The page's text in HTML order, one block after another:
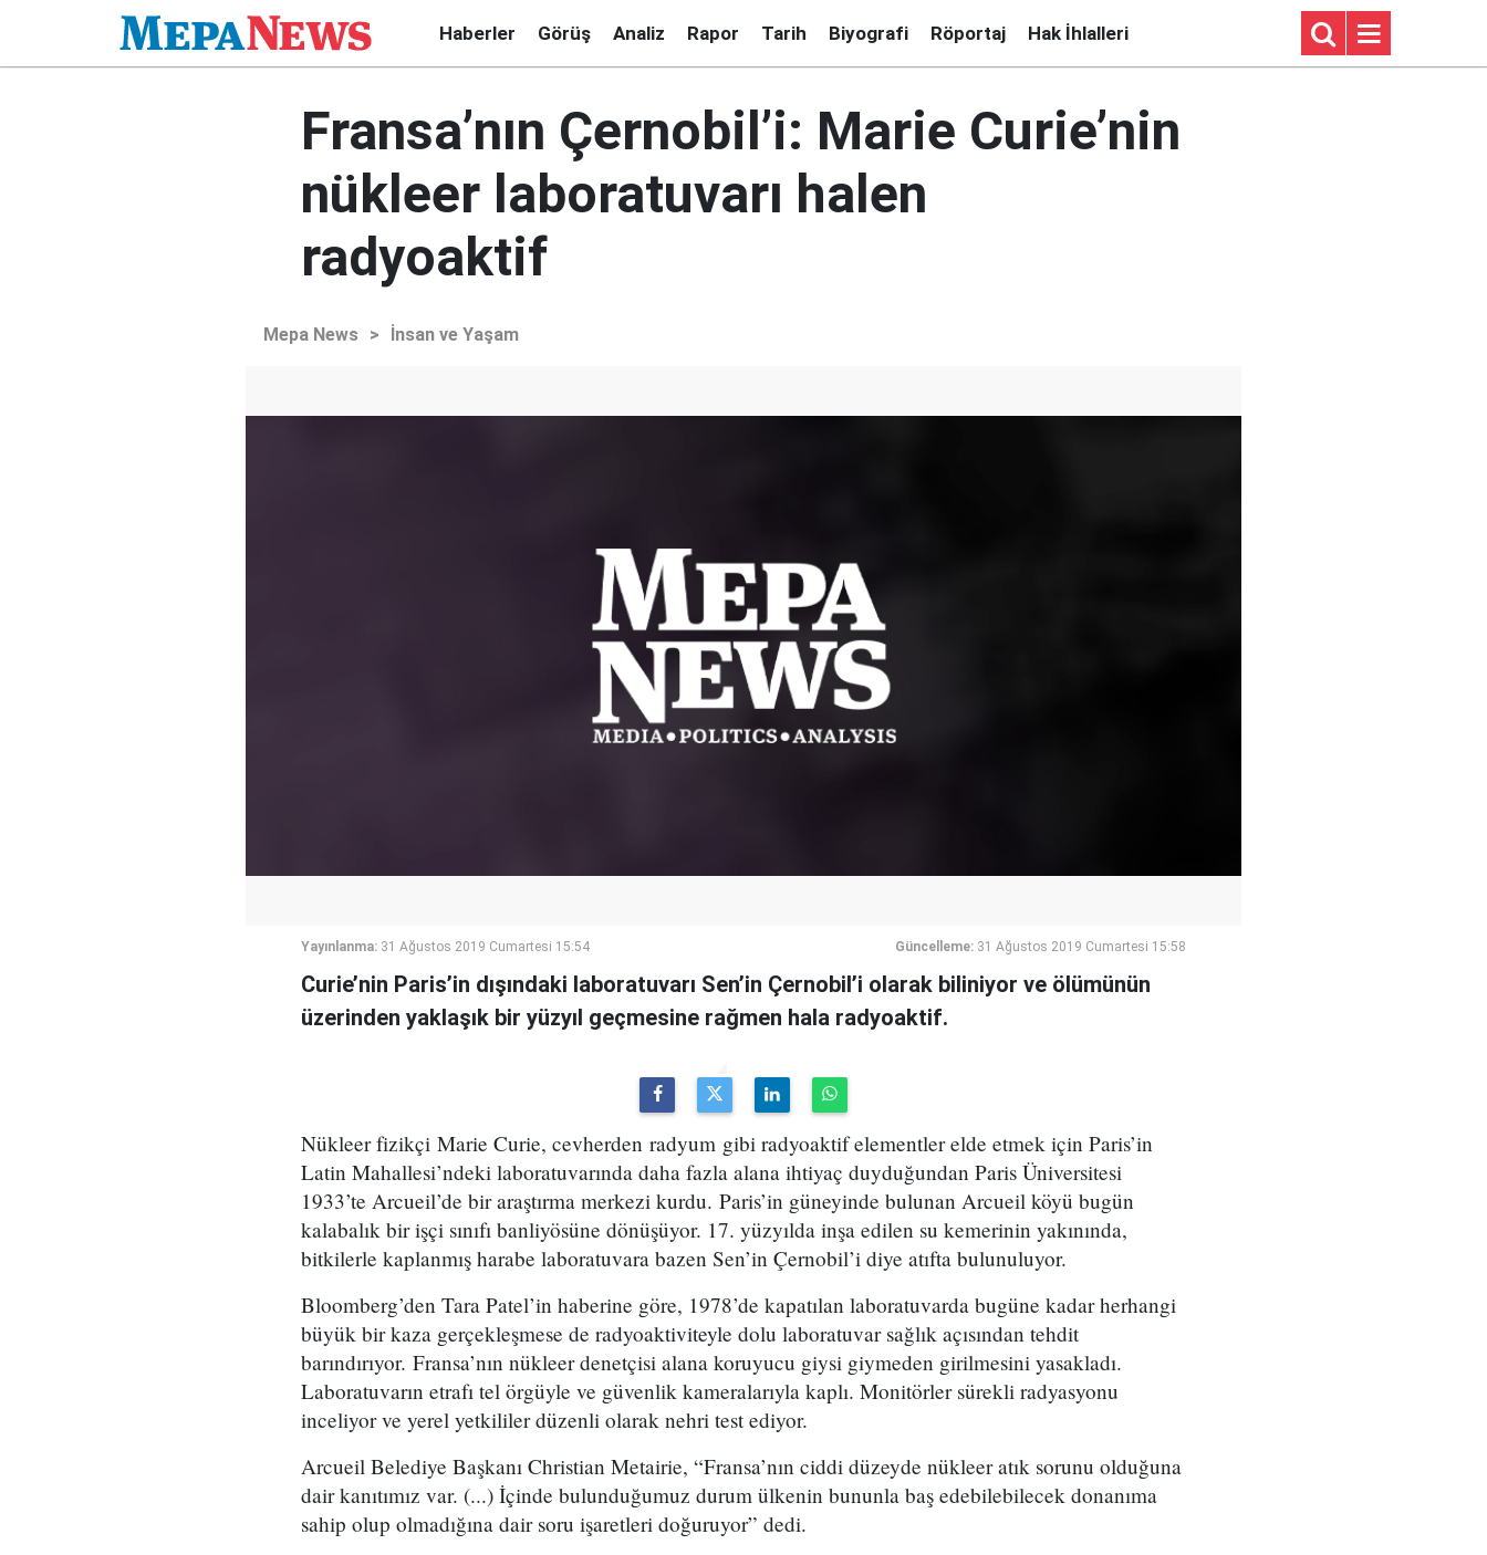
Haberler Görüş Analiz Rapor Tarih Biyografi Röportaj Hak İhlalleri
Fransa’nın Çernobil’i: Marie Curie’nin
nükleer laboratuvarı halen
radyoaktif
Mepa News > İnsan ve Yaşam
Yayınlanma: 31 Ağustos 2019 Cumartesi 15:54 Güncelleme: 31 Ağustos 2019 Cumartesi 15:58
Curie’nin Paris’in dışındaki laboratuvarı Sen’in Çernobil’i olarak biliniyor ve ölümünün
üzerinden yaklaşık bir yüzyıl geçmesine rağmen hala radyoaktif.
Nükleer fizikçi Marie Curie, cevherden radyum gibi radyoaktif elementler elde etmek için Paris’in
Latin Mahallesi’ndeki laboratuvarında daha fazla alana ihtiyaç duyduğundan Paris Üniversitesi
1933’te Arcueil’de bir araştırma merkezi kurdu. Paris’in güneyinde bulunan Arcueil köyü bugün
kalabalık bir işçi sınıfı banliyösüne dönüşüyor. 17. yüzyılda inşa edilen su kemerinin yakınında,
bitkilerle kaplanmış harabe laboratuvara bazen Sen’in Çernobil’i diye atıfta bulunuluyor.
Bloomberg’den Tara Patel’in haberine göre, 1978’de kapatılan laboratuvarda bugüne kadar herhangi
büyük bir kaza gerçekleşmese de radyoaktiviteyle dolu laboratuvar sağlık açısından tehdit
barındırıyor. Fransa’nın nükleer denetçisi alana koruyucu giysi giymeden girilmesini yasakladı.
Laboratuvarın etrafı tel örgüyle ve güvenlik kameralarıyla kaplı. Monitörler sürekli radyasyonu
inceliyor ve yerel yetkililer düzenli olarak nehri test ediyor.
Arcueil Belediye Başkanı Christian Metairie, “Fransa’nın ciddi düzeyde nükleer atık sorunu olduğuna
dair kanıtımız var. (...) İçinde bulunduğumuz durum ülkenin bununla baş edebilebilecek donanıma
sahip olup olmadığına dair soru işaretleri doğuruyor” dedi.